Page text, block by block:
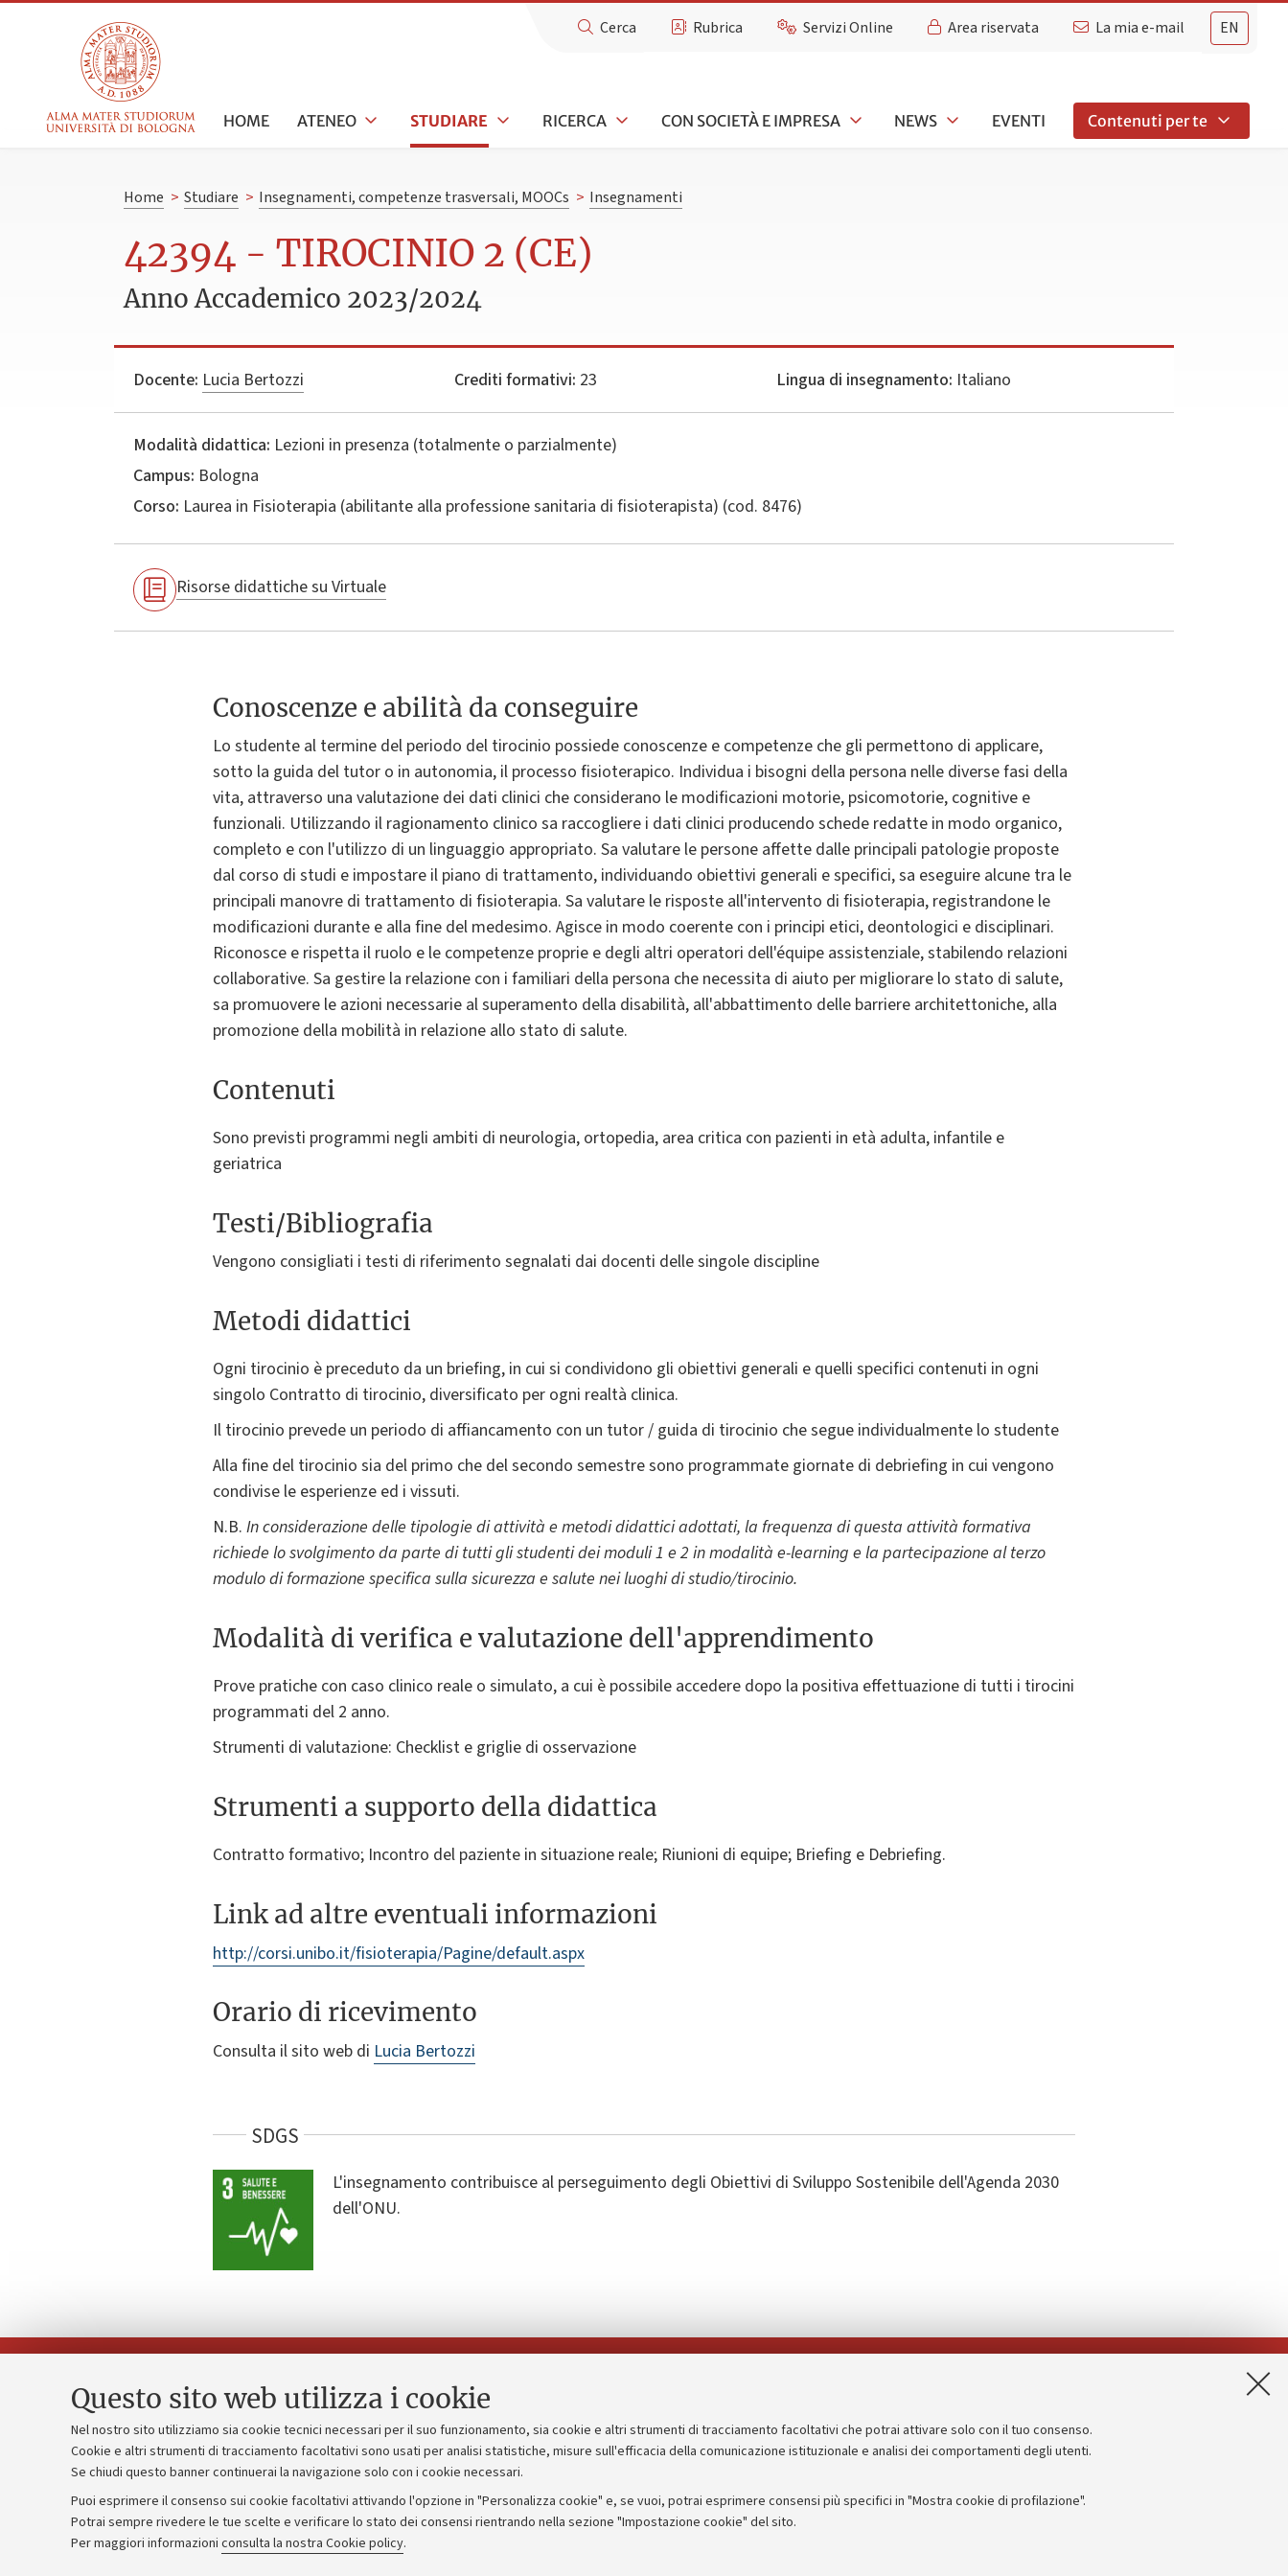
Questo sito web utilizza i cookie
Nel nostro sito utilizziamo sia cookie tecnici necessari per il suo funzionamento, sia cookie e altri strumenti di tracciamento facoltativi che potrai attivare solo con il tuo consenso.
Cookie e altri strumenti di tracciamento facoltativi sono usati per analisi statistiche, misure sull'efficacia della comunicazione istituzionale e analisi dei comportamenti degli utenti.
Se chiudi questo banner continuerai la navigazione solo con i cookie necessari.
Puoi esprimere il consenso sui cookie facoltativi attivando l'opzione in "Personalizza cookie" e, se vuoi, potrai esprimere consensi più specifici in "Mostra cookie di profilazione".
Potrai sempre rivedere le tue scelte e verificare lo stato dei consensi rientrando nella sezione "Impostazione cookie" del sito.
Per maggiori informazioni consulta la nostra Cookie policy.
EN
Cerca Rubrica Servizi Online Area riservata La mia e-mail
HOME ATENEO STUDIARE RICERCA CON SOCIETÀ E IMPRESA NEWS EVENTI Contenuti per te
Home > Studiare > Insegnamenti, competenze trasversali, MOOCs > Insegnamenti
42394 - TIROCINIO 2 (CE)
Anno Accademico 2023/2024
Docente: Lucia Bertozzi Crediti formativi: 23 Lingua di insegnamento: Italiano
Modalità didattica: Lezioni in presenza (totalmente o parzialmente)
Campus: Bologna
Corso: Laurea in Fisioterapia (abilitante alla professione sanitaria di fisioterapista) (cod. 8476)
Risorse didattiche su Virtuale
Conoscenze e abilità da conseguire
Lo studente al termine del periodo del tirocinio possiede conoscenze e competenze che gli permettono di applicare,
sotto la guida del tutor o in autonomia, il processo fisioterapico. Individua i bisogni della persona nelle diverse fasi della
vita, attraverso una valutazione dei dati clinici che considerano le modificazioni motorie, psicomotorie, cognitive e
funzionali. Utilizzando il ragionamento clinico sa raccogliere i dati clinici producendo schede redatte in modo organico,
completo e con l'utilizzo di un linguaggio appropriato. Sa valutare le persone affette dalle principali patologie proposte
dal corso di studi e impostare il piano di trattamento, individuando obiettivi generali e specifici, sa eseguire alcune tra le
principali manovre di trattamento di fisioterapia. Sa valutare le risposte all'intervento di fisioterapia, registrandone le
modificazioni durante e alla fine del medesimo. Agisce in modo coerente con i principi etici, deontologici e disciplinari.
Riconosce e rispetta il ruolo e le competenze proprie e degli altri operatori dell'équipe assistenziale, stabilendo relazioni
collaborative. Sa gestire la relazione con i familiari della persona che necessita di aiuto per migliorare lo stato di salute,
sa promuovere le azioni necessarie al superamento della disabilità, all'abbattimento delle barriere architettoniche, alla
promozione della mobilità in relazione allo stato di salute.
Contenuti
Sono previsti programmi negli ambiti di neurologia, ortopedia, area critica con pazienti in età adulta, infantile e
geriatrica
Testi/Bibliografia
Vengono consigliati i testi di riferimento segnalati dai docenti delle singole discipline
Metodi didattici
Ogni tirocinio è preceduto da un briefing, in cui si condividono gli obiettivi generali e quelli specifici contenuti in ogni
singolo Contratto di tirocinio, diversificato per ogni realtà clinica.
Il tirocinio prevede un periodo di affiancamento con un tutor / guida di tirocinio che segue individualmente lo studente
Alla fine del tirocinio sia del primo che del secondo semestre sono programmate giornate di debriefing in cui vengono
condivise le esperienze ed i vissuti.
N.B. In considerazione delle tipologie di attività e metodi didattici adottati, la frequenza di questa attività formativa
richiede lo svolgimento da parte di tutti gli studenti dei moduli 1 e 2 in modalità e-learning e la partecipazione al terzo
modulo di formazione specifica sulla sicurezza e salute nei luoghi di studio/tirocinio.
Modalità di verifica e valutazione dell'apprendimento
Prove pratiche con caso clinico reale o simulato, a cui è possibile accedere dopo la positiva effettuazione di tutti i tirocini
programmati del 2 anno.
Strumenti di valutazione: Checklist e griglie di osservazione
Strumenti a supporto della didattica
Contratto formativo; Incontro del paziente in situazione reale; Riunioni di equipe; Briefing e Debriefing.
Link ad altre eventuali informazioni
http://corsi.unibo.it/fisioterapia/Pagine/default.aspx
Orario di ricevimento
Consulta il sito web di Lucia Bertozzi
SDGS
L'insegnamento contribuisce al perseguimento degli Obiettivi di Sviluppo Sostenibile dell'Agenda 2030
dell'ONU.
Contatti e PEC
Uffici dell'amministrazione generale
Lavora con noi
Alumni community
Piano strategico
Bilanci
Donazioni e 5x1000
Merchandising - UniboStore
Bandi, gare e concorsi
Amministrazione trasparente
Informazioni sul sito e accessibilità
Privacy e note legali